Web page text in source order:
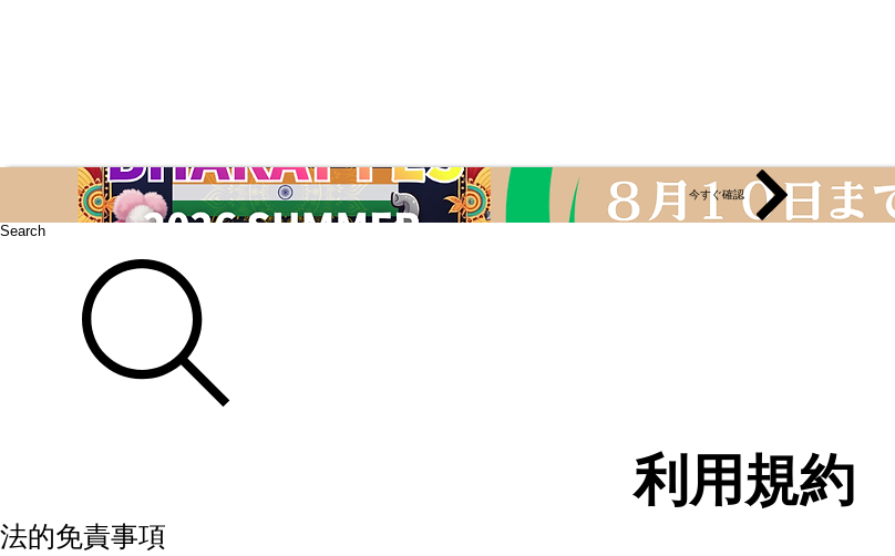
More
今すぐ確認
Search
利用規約
法的免責事項